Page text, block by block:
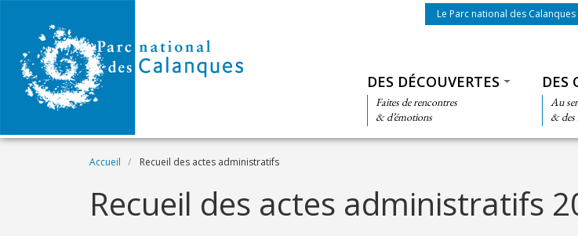
Menu du parc
Le Parc national des Calanques
DES DÉCOUVERTES
Faites de rencontres
& d’émotions
DES
Au
& des
Fil d'Ariane
Accueil Recueil des actes administratifs
Recueil des actes administratifs